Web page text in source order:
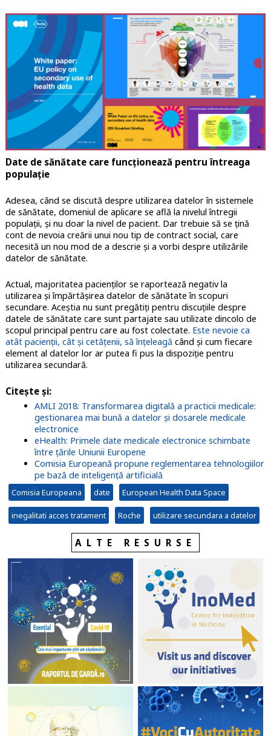
Date de sănătate care funcționează pentru întreaga
populație
Adesea, când se discută despre utilizarea datelor în sistemele
de sănătate, domeniul de aplicare se află la nivelul întregii
populații, și nu doar la nivel de pacient. Dar trebuie să se țină
cont de nevoia creării unui nou tip de contract social, care
necesită un nou mod de a descrie și a vorbi despre utilizările
datelor de sănătate.
Actual, majoritatea pacienților se raportează negativ la
utilizarea și împărtășirea datelor de sănătate în scopuri
secundare. Aceștia nu sunt pregătiți pentru discuțiile despre
datele de sănătate care sunt partajate sau utilizate dincolo de
scopul principal pentru care au fost colectate. Este nevoie ca
atât pacienții, cât și cetățenii, să înțeleagă când și cum fiecare
element al datelor lor ar putea fi pus la dispoziție pentru
utilizarea secundară.
Citește și:
AMLI 2018: Transformarea digitală a practicii medicale:
gestionarea mai bună a datelor și dosarele medicale
electronice
eHealth: Primele date medicale electronice schimbate
între țările Uniunii Europene
Comisia Europeană propune reglementarea tehnologiilor
pe bază de inteligență artificială
Comisia Europeana date European Health Data Space
inegalitati acces tratament Roche utilizare secundara a datelor
ALTE RESURSE